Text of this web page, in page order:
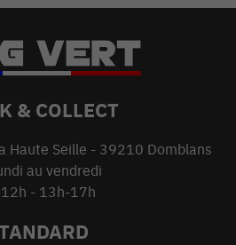
& COLLECT
Haute Seille - 39210 Domblans
au vendredi
- 13h-17h